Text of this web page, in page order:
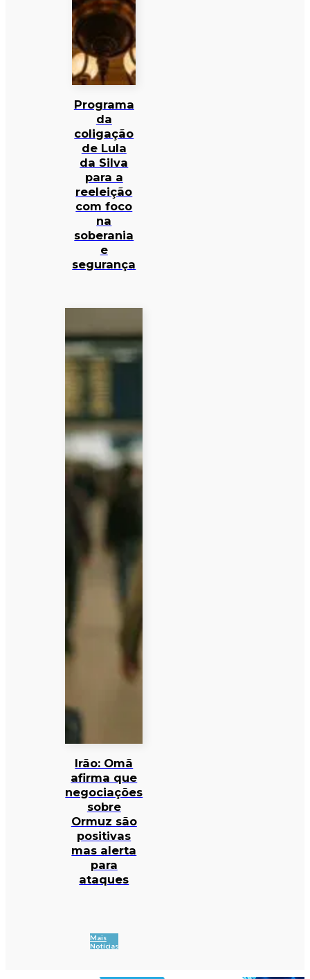
Programa
da
coligação
de Lula
da Silva
para a
reeleição
com foco
na
soberania
e
segurança
Irão: Omã
afirma que
negociações
sobre
Ormuz são
positivas
mas alerta
para
ataques
Mais
Notícias